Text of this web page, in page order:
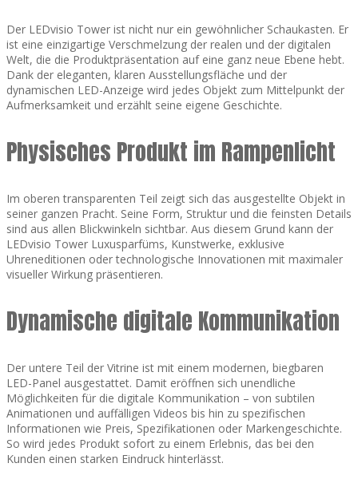
Der LEDvisio Tower ist nicht nur ein gewöhnlicher Schaukasten. Er
ist eine einzigartige Verschmelzung der realen und der digitalen
Welt, die die Produktpräsentation auf eine ganz neue Ebene hebt.
Dank der eleganten, klaren Ausstellungsfläche und der
dynamischen LED-Anzeige wird jedes Objekt zum Mittelpunkt der
Aufmerksamkeit und erzählt seine eigene Geschichte.
Physisches Produkt im Rampenlicht
Im oberen transparenten Teil zeigt sich das ausgestellte Objekt in
seiner ganzen Pracht. Seine Form, Struktur und die feinsten Details
sind aus allen Blickwinkeln sichtbar. Aus diesem Grund kann der
LEDvisio Tower Luxusparfüms, Kunstwerke, exklusive
Uhreneditionen oder technologische Innovationen mit maximaler
visueller Wirkung präsentieren.
Dynamische digitale Kommunikation
Der untere Teil der Vitrine ist mit einem modernen, biegbaren
LED-Panel ausgestattet. Damit eröffnen sich unendliche
Möglichkeiten für die digitale Kommunikation – von subtilen
Animationen und auffälligen Videos bis hin zu spezifischen
Informationen wie Preis, Spezifikationen oder Markengeschichte.
So wird jedes Produkt sofort zu einem Erlebnis, das bei den
Kunden einen starken Eindruck hinterlässt.